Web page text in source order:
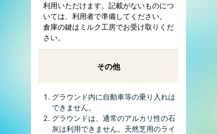
利用いただけます。記載がないものにつ
いては、利用者で準備してください。
倉庫の鍵はミルク工房でお受け取りくだ
さい。
その他
グラウンド内に自動車等の乗り入れは
できません。
グラウンドは、通常のアルカリ性の石
灰は利用できません。天然芝用のライ